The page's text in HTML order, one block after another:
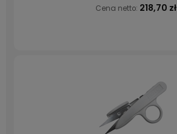
Cena netto: 218,70 zł